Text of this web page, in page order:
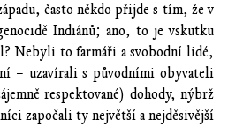
často někdo přijde s tím, že v
Indiánů; ano, to je vskutku
Nebyli to farmáři a svobodní lidé,
– uzavírali s původními obyvateli
respektované) dohody, nýbrž
započali ty největší a nejděsivější